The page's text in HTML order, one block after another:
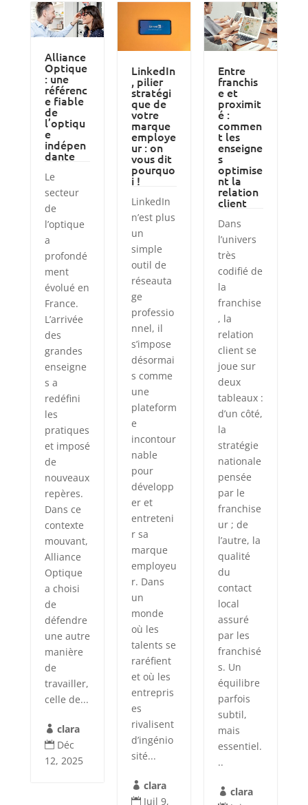
Alliance
Optique
: une
référenc
e fiable
de
l’optiqu
e
indépen
dante
Le
secteur
de
l’optique
a
profondé
ment
évolué en
France.
L’arrivée
des
grandes
enseigne
s a
redéfini
les
pratiques
et imposé
de
nouveaux
repères.
Dans ce
contexte
mouvant,
Alliance
Optique
a choisi
de
défendre
une autre
manière
de
travailler,
celle de...
 clara
 Déc
12, 2025
LinkedIn
, pilier
stratégi
que de
votre
marque
employe
ur : on
vous dit
pourquo
i !
LinkedIn
n’est plus
un
simple
outil de
réseauta
ge
professio
nnel, il
s’impose
désormai
s comme
une
plateform
e
incontour
nable
pour
développ
er et
entreteni
r sa
marque
employeu
r. Dans
un
monde
où les
talents se
raréfient
et où les
entrepris
es
rivalisent
d’ingénio
sité...
 clara
 Juil 9,
Entre
franchis
e et
proximit
é :
commen
t les
enseigne
s
optimise
nt la
relation
client
Dans
l’univers
très
codifié de
la
franchise
, la
relation
client se
joue sur
deux
tableaux :
d’un côté,
la
stratégie
nationale
pensée
par le
franchise
ur ; de
l’autre, la
qualité
du
contact
local
assuré
par les
franchisé
s. Un
équilibre
parfois
subtil,
mais
essentiel.
..
 clara